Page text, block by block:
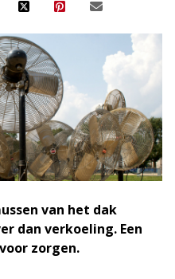
van het dak
dan verkoeling. Een
zorgen.